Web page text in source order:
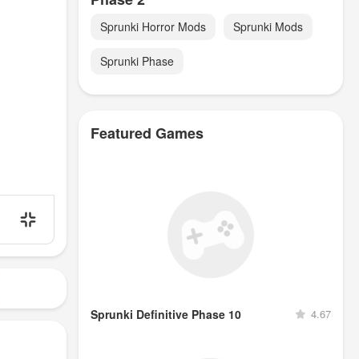
Sprunki Horror Mods Sprunki Mods
Sprunki Phase
Featured Games
Sprunki Definitive Phase 10 4.67